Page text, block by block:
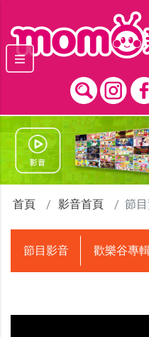
首頁 影音首頁 節
節目影音 歡樂谷專